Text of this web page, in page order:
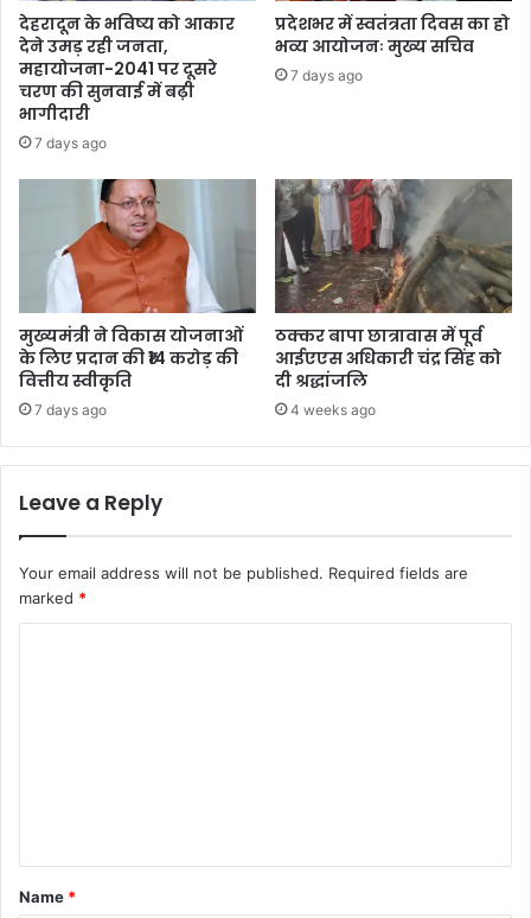
देहरादून के भविष्य को आकार
देने उमड़ रही जनता,
महायोजना-2041 पर दूसरे
चरण की सुनवाई में बढ़ी
भागीदारी
7 days ago
प्रदेशभर में स्वतंत्रता दिवस का हो
भव्य आयोजनः मुख्य सचिव
7 days ago
मुख्यमंत्री ने विकास योजनाओं
के लिए प्रदान की ₹14 करोड़ की
वित्तीय स्वीकृति
7 days ago
ठक्कर बापा छात्रावास में पूर्व
आईएएस अधिकारी चंद्र सिंह को
दी श्रद्धांजलि
4 weeks ago
Leave a Reply
Your email address will not be published. Required fields are
marked *
*
Name *